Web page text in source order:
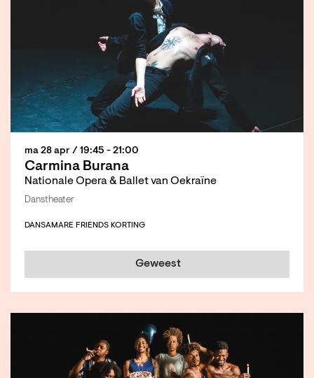
Carmina Burana
Nationale Opera & Ballet van Oekraïne
ma 28 apr / 19:45 - 21:00
Danstheater
DANSAMARE FRIENDS KORTING
Geweest